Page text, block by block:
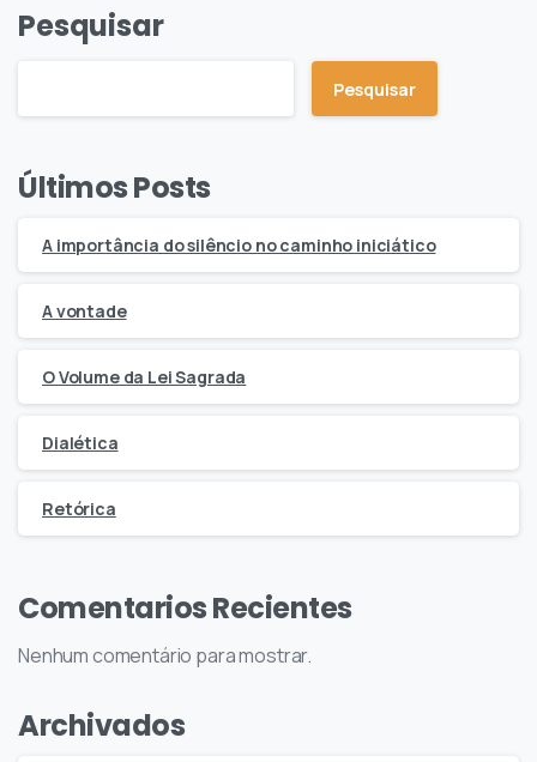
Pesquisar
Pesquisar
Últimos Posts
A importância do silêncio no caminho iniciático
A vontade
O Volume da Lei Sagrada
Dialética
Retórica
Comentarios Recientes
Nenhum comentário para mostrar.
Archivados